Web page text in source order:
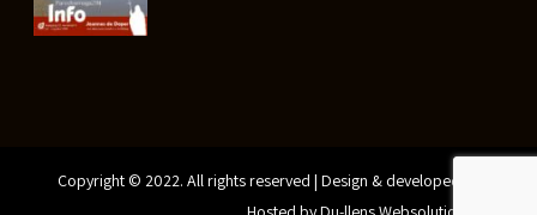
Copyright © 2022. All rights reserved | Design & developed by